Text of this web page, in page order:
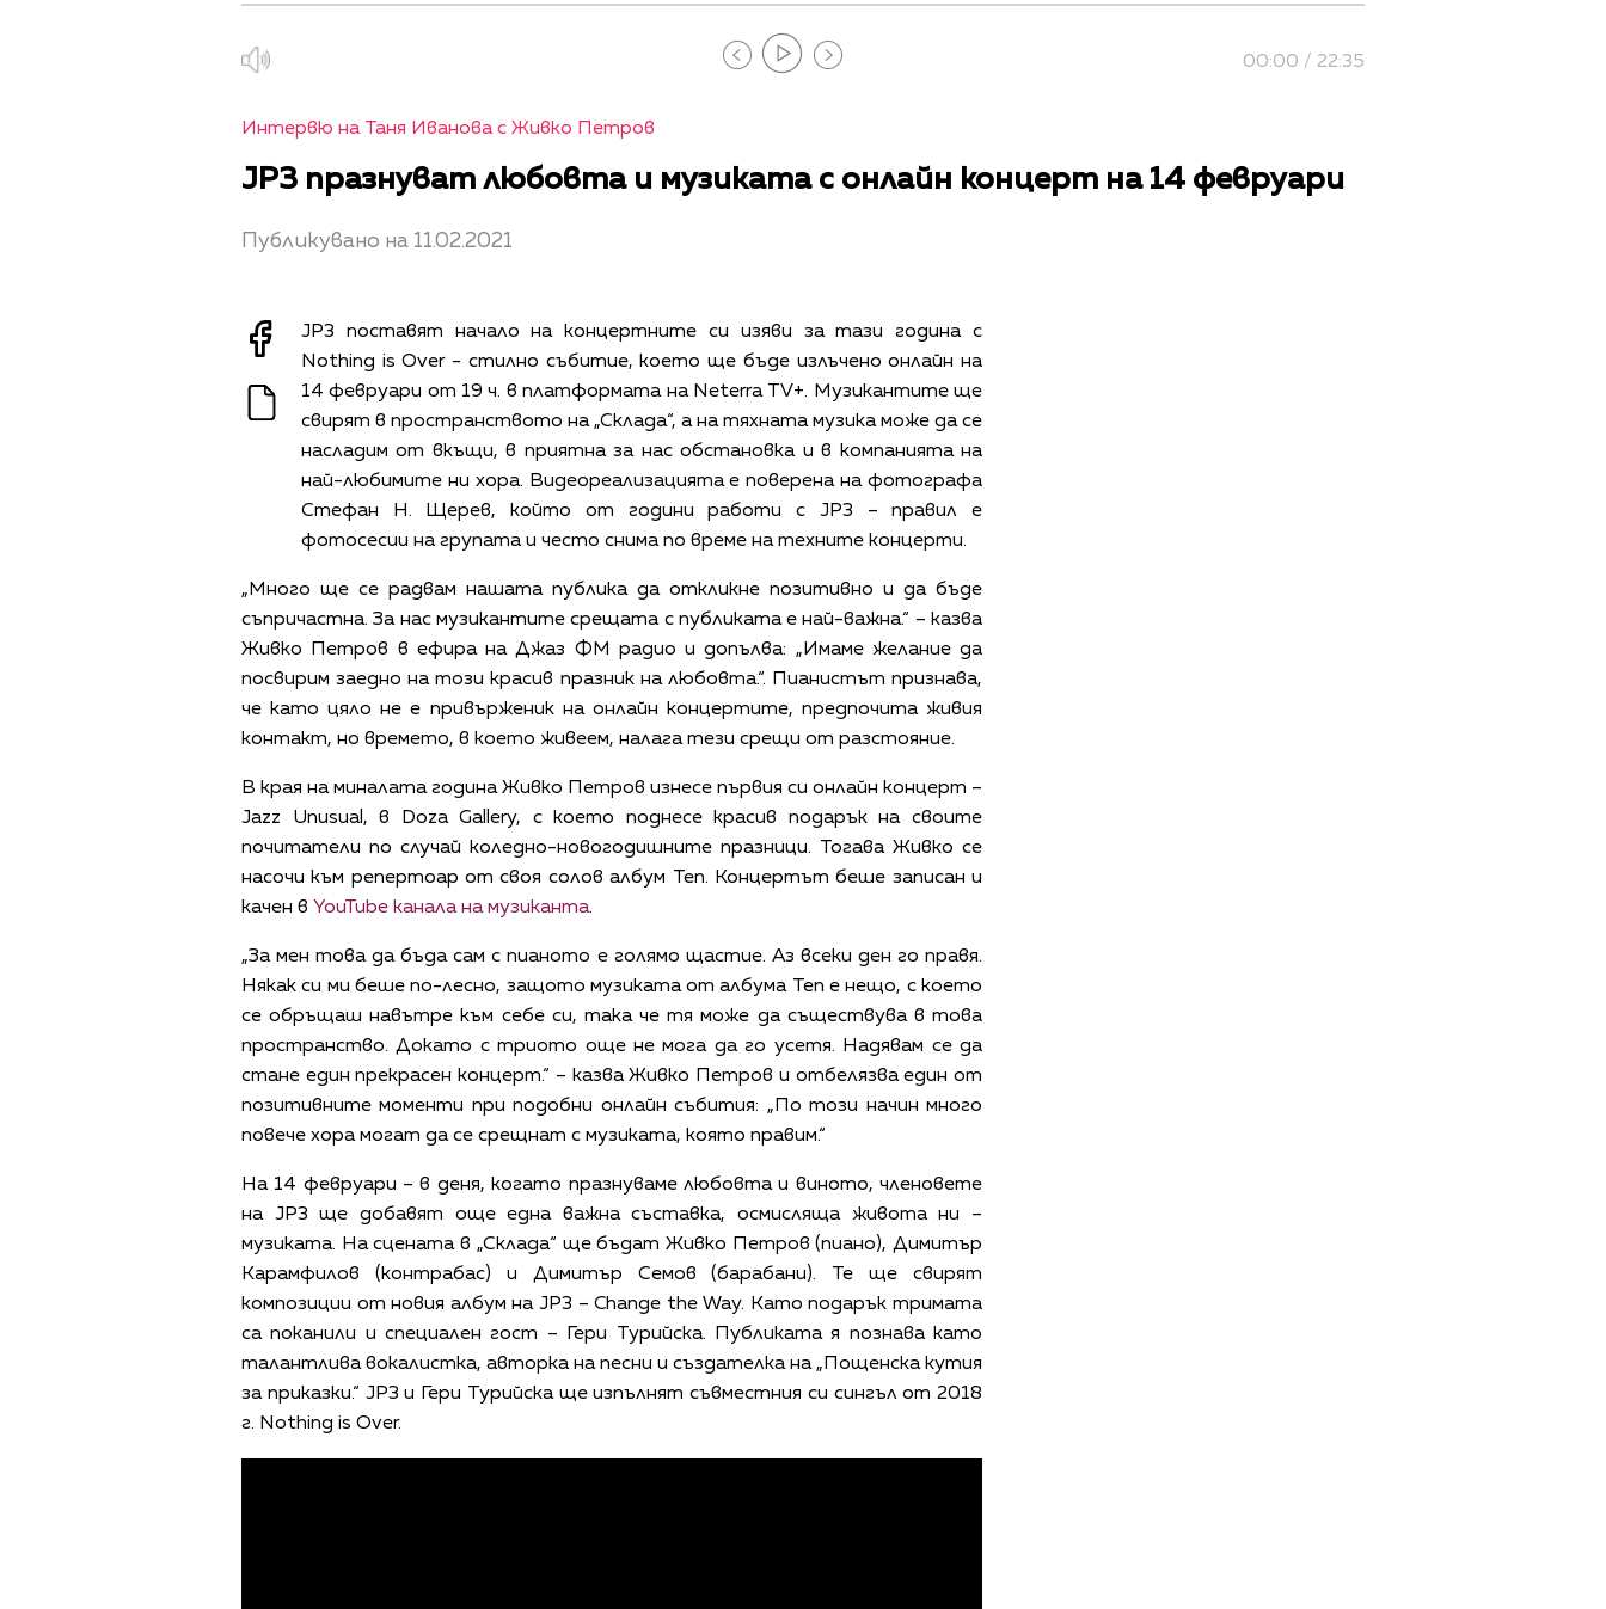
00:00 / 22:35
Интервю на Таня Иванова с Живко Петров
JP3 празнуват любовта и музиката с онлайн концерт на 14 февруари
Публикувано на 11.02.2021
JP3 поставят начало на концертните си изяви за тази година с
Nothing is Over - стилно събитие, което ще бъде излъчено онлайн на
14 февруари от 19 ч. в платформата на Neterra TV+. Музикантите ще
свирят в пространството на „Склада“, а на тяхната музика може да се
насладим от вкъщи, в приятна за нас обстановка и в компанията на
най-любимите ни хора. Видеореализацията е поверена на фотографа
Стефан Н. Щерев, който от години работи с JP3 – правил е
фотосесии на групата и често снима по време на техните концерти.
„Много ще се радвам нашата публика да откликне позитивно и да бъде
съпричастна. За нас музикантите срещата с публиката е най-важна.“ – казва
Живко Петров в ефира на Джаз ФМ радио и допълва: „Имаме желание да
посвирим заедно на този красив празник на любовта.“. Пианистът признава,
че като цяло не е привърженик на онлайн концертите, предпочита живия
контакт, но времето, в което живеем, налага тези срещи от разстояние.
В края на миналата година Живко Петров изнесе първия си онлайн концерт –
Jazz Unusual, в Doza Gallery, с което поднесе красив подарък на своите
почитатели по случай коледно-новогодишните празници. Тогава Живко се
насочи към репертоар от своя солов албум Ten. Концертът беше записан и
качен в YouTube канала на музиканта.
„За мен това да бъда сам с пианото е голямо щастие. Аз всеки ден го правя.
Някак си ми беше по-лесно, защото музиката от албума Ten е нещо, с което
се обръщаш навътре към себе си, така че тя може да съществува в това
пространство. Докато с триото още не мога да го усетя. Надявам се да
стане един прекрасен концерт.“ – казва Живко Петров и отбелязва един от
позитивните моменти при подобни онлайн събития: „По този начин много
повече хора могат да се срещнат с музиката, която правим.“
На 14 февруари – в деня, когато празнуваме любовта и виното, членовете
на JP3 ще добавят още една важна съставка, осмисляща живота ни –
музиката. На сцената в „Склада“ ще бъдат Живко Петров (пиано), Димитър
Карамфилов (контрабас) и Димитър Семов (барабани). Те ще свирят
композиции от новия албум на JP3 – Change the Way. Като подарък тримата
са поканили и специален гост – Гери Турийска. Публиката я познава като
талантлива вокалистка, авторка на песни и създателка на „Пощенска кутия
за приказки.“ JP3 и Гери Турийска ще изпълнят съвместния си сингъл от 2018
г. Nothing is Over.